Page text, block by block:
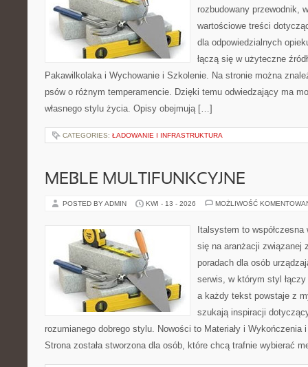
rozbudowany przewodnik,
wartościowe treści
dla odpowiedzialnych
łączą się w użyteczne
Pakawilkolaka i Wychowanie i Szkolenie. Na stronie można
psów o różnym temperamencie. Dzięki temu odwiedzający ma
własnego stylu życia. Opisy obejmują […]
CATEGORIES: ŁADOWANIE I INFRASTRUKTURA
MEBLE MULTIFUNKCYJNE
POSTED BY ADMIN KWI - 13 - 2026 MOŻLIWOŚĆ
Italsystem to
się na aranżacji związanej
poradach dla osób
serwis, w którym styl
a każdy tekst powstaje z
szukają inspiracji
rozumianego dobrego stylu. Nowości to Materiały i Wykończenia
Strona została stworzona dla osób, które chcą trafnie wybierać